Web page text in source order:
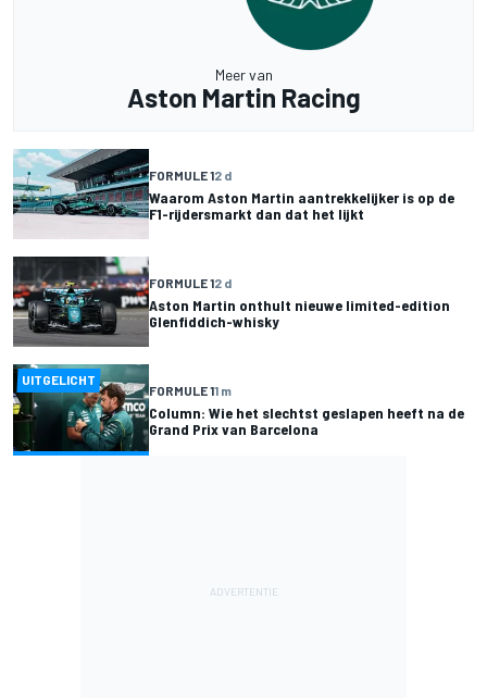
Meer van
Aston Martin Racing
FORMULE 12 d
Waarom Aston Martin aantrekkelijker is op de
F1-rijdersmarkt dan dat het lijkt
FORMULE 12 d
Aston Martin onthult nieuwe limited-edition
Glenfiddich-whisky
UITGELICHT
FORMULE 11 m
Column: Wie het slechtst geslapen heeft na de
Grand Prix van Barcelona